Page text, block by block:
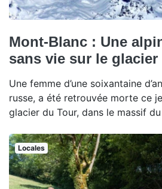
Mont-Blanc : Une
sans vie sur le glacier
Une femme d’une soixantaine
russe, a été retrouvée morte ce
glacier du Tour, dans le massif
Locales